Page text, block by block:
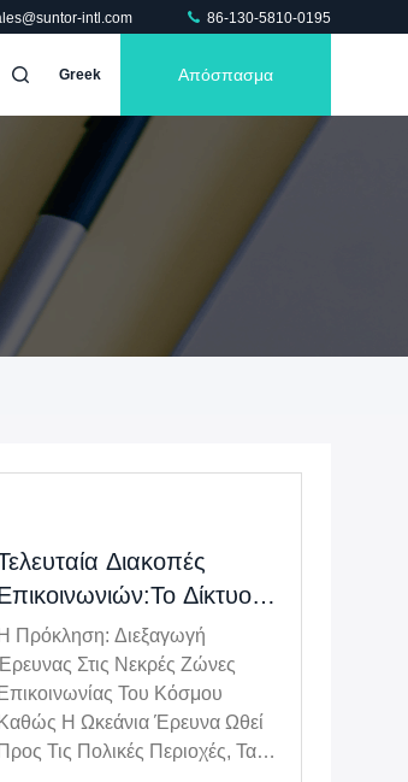
intl.com 86-130-5810-0195
Greek Απόσπασμα
Διακοπές
Δίκτυο
Mesh
Τα Μη
Σκάφη Για
Αποστολές
Η Πρόκληση: Διεξαγωγή
Στις Νεκρές Ζώνες
Επικοινωνίας Του Κόσμου
Καθώς Η Ωκεάνια Έρευνα Ωθεί
Προς Τις Πολικές Περιοχές, Τα